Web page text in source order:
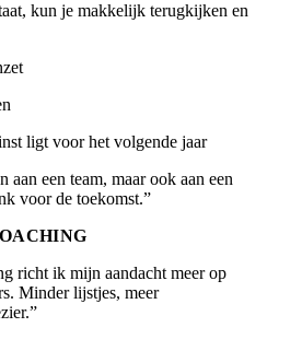
kun je makkelijk terugkijken en
ligt voor het volgende jaar
aan een team, maar ook aan een
voor de toekomst.”
richt ik mijn aandacht meer op
Minder lijstjes, meer